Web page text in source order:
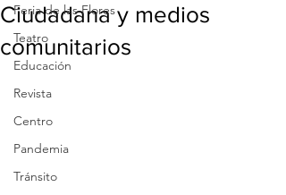
Feria de las Flores
Teatro
Educación
Revista
Centro
Pandemia
Tránsito
Ciudadana y medios
comunitarios